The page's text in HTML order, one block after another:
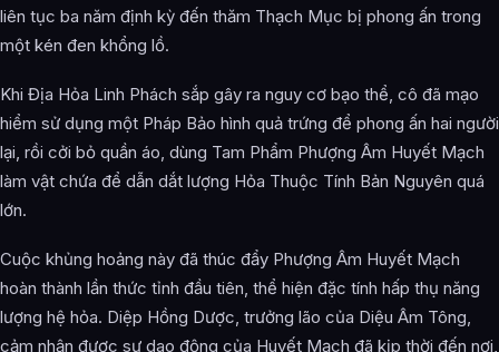
liên tục ba năm định kỳ đến thăm Thạch Mục bị phong ấn trong
một kén đen khổng lồ.
Khi Địa Hỏa Linh Phách sắp gây ra nguy cơ bạo thể, cô đã mạo
hiểm sử dụng một Pháp Bảo hình quả trứng để phong ấn hai người
lại, rồi cởi bỏ quần áo, dùng Tam Phẩm Phượng Âm Huyết Mạch
làm vật chứa để dẫn dắt lượng Hỏa Thuộc Tính Bản Nguyên quá
lớn.
Cuộc khủng hoảng này đã thúc đẩy Phượng Âm Huyết Mạch
hoàn thành lần thức tỉnh đầu tiên, thể hiện đặc tính hấp thụ năng
lượng hệ hỏa. Diệp Hồng Dược, trưởng lão của Diệu Âm Tông,
cảm nhận được sự dao động của Huyết Mạch đã kịp thời đến nơi,